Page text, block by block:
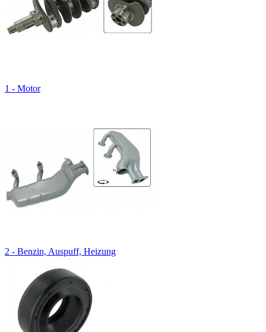
1 - Motor
2 - Benzin, Auspuff, Heizung